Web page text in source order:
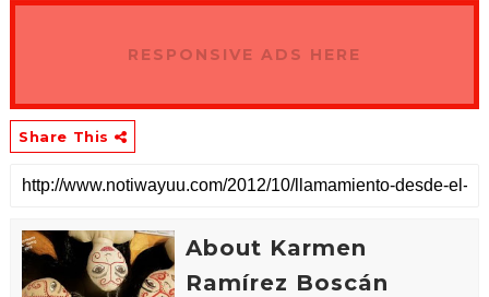
RESPONSIVE ADS HERE
Share This
About Karmen
Ramírez Boscán